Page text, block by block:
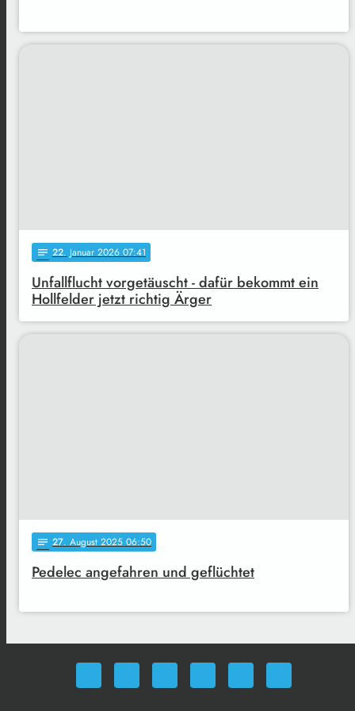
notes 22. Januar 2026 07:41
Unfallflucht vorgetäuscht - dafür bekommt ein
Hollfelder jetzt richtig Ärger
notes 27. August 2025 06:50
Pedelec angefahren und geflüchtet